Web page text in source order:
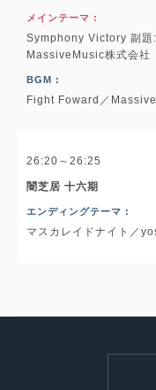
メインテーマ :
Symphony Victory 副
MassiveMusic株式会社
BGM :
Fight Foward／
26:20～26:25
闇芝居 十六期
エンディングテーマ :
マスカレイドナイト／